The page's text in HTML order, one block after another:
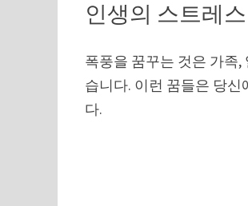
인생의 스트레스
폭풍을 꿈꾸는 것은 가족
습니다. 이런 꿈들은 당
다.